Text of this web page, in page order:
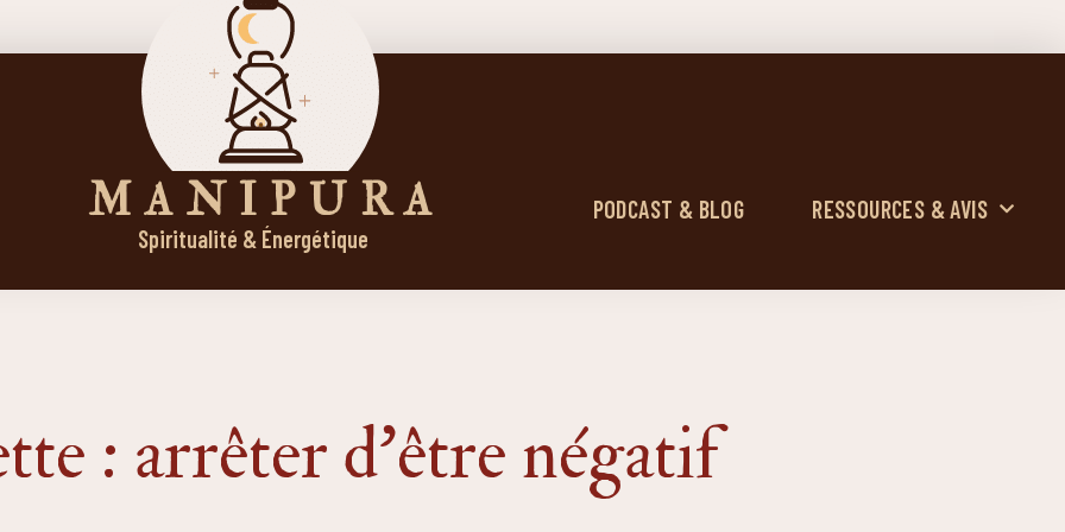
M A N I P U R A PODCAST & BLOG
RESSOURCES & AVIS
Spiritualité & Énergétique
: arrêter d’être négatif